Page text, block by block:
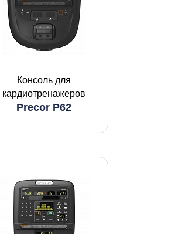
Консоль для
кардиотренажеров
Precor P62